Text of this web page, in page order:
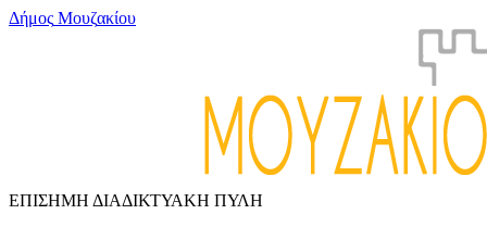
Δήμος Μουζακίου
ΕΠΙΣΗΜΗ ΔΙΑΔΙΚΤΥΑΚΗ ΠΥΛΗ